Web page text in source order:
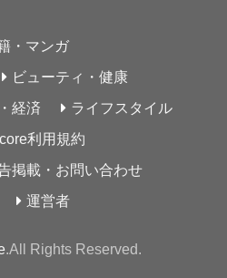
・マンガ
ビューティ・健康
経済
ライフスタイル
利用規約
掲載・お問い合わせ
運営者
.All Rights Reserved.